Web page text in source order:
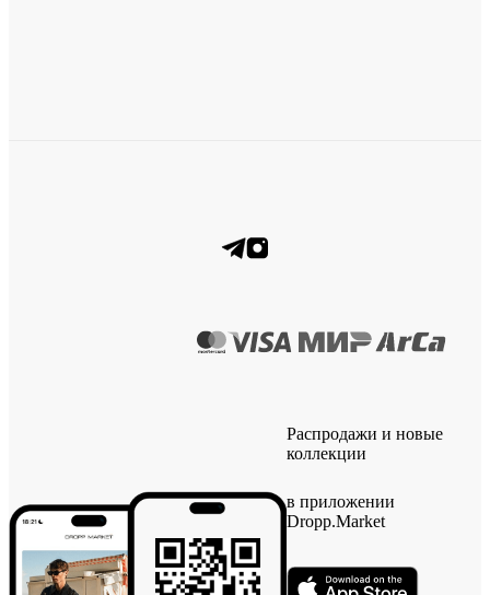
Распродажи и новые
коллекции
в приложении
Dropp.Market